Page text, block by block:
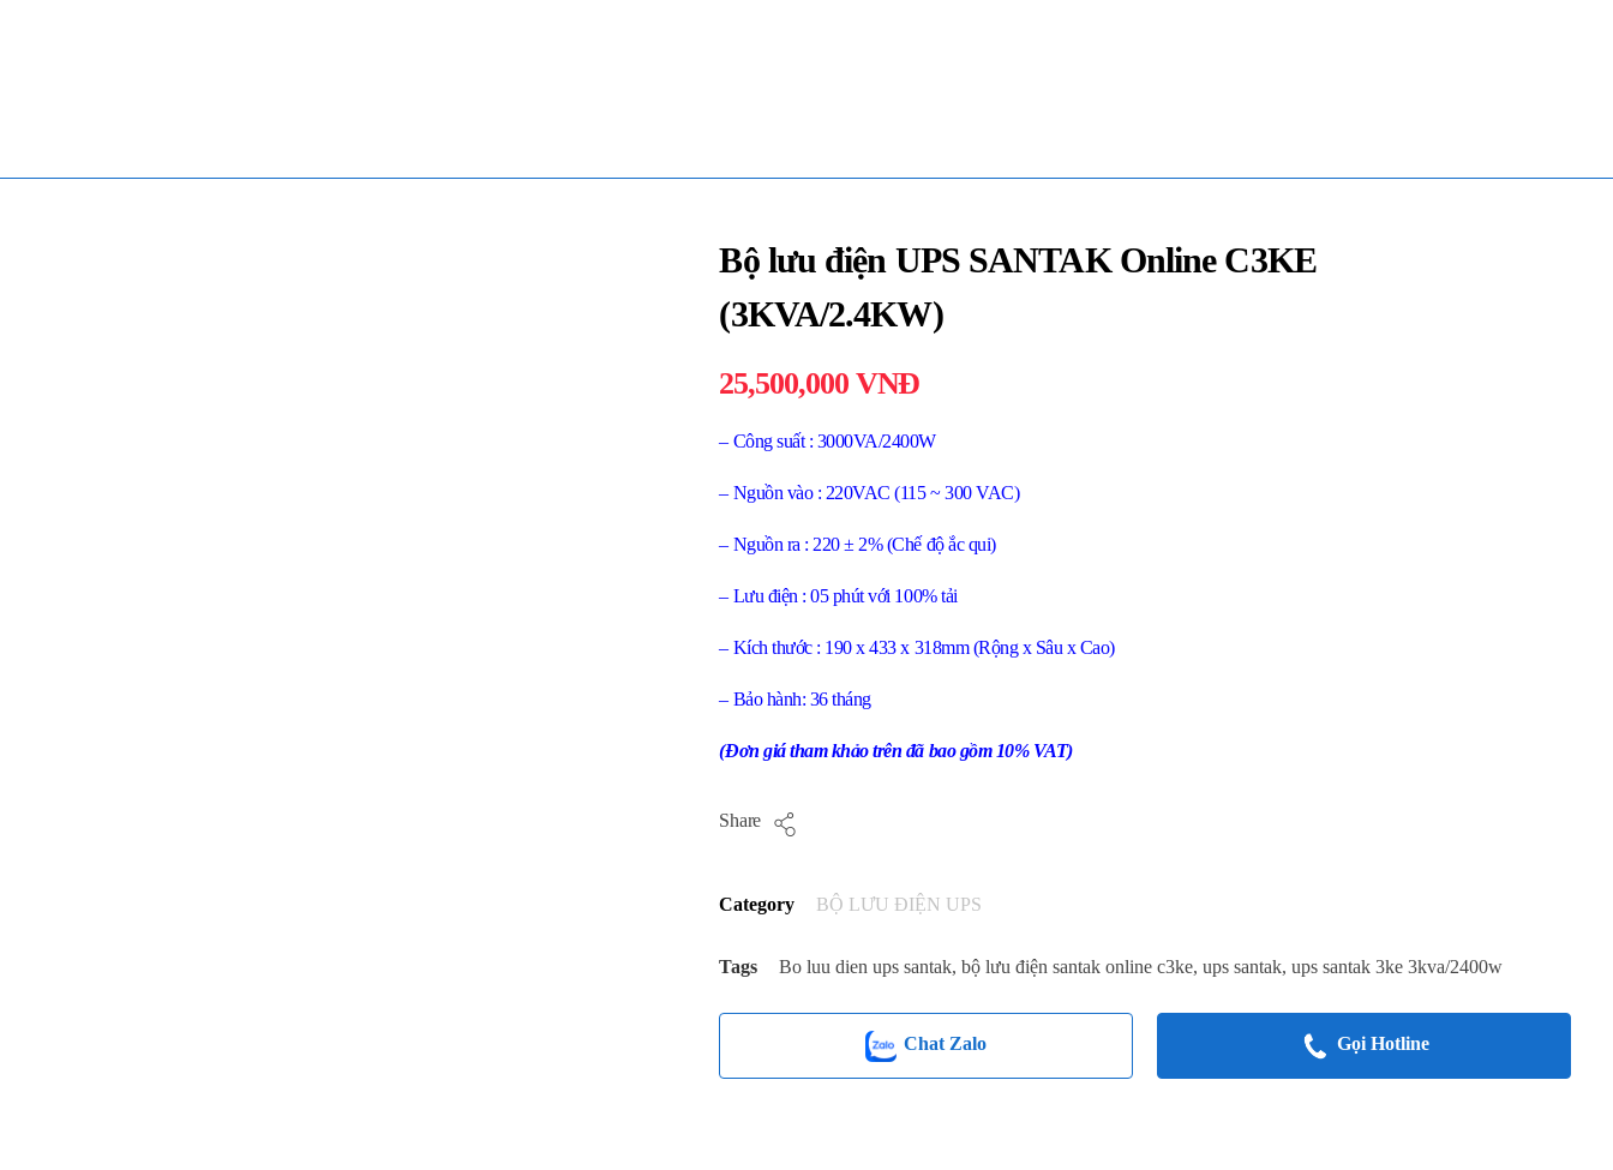
Bộ lưu điện UPS SANTAK Online C3KE
(3KVA/2.4KW)
25,500,000 VNĐ
– Công suất : 3000VA/2400W
– Nguồn vào : 220VAC (115 ~ 300 VAC)
– Nguồn ra : 220 ± 2% (Chế độ ắc qui)
– Lưu điện : 05 phút với 100% tải
– Kích thước : 190 x 433 x 318mm (Rộng x Sâu x Cao)
– Bảo hành: 36 tháng
(Đơn giá tham khảo trên đã bao gồm 10% VAT)
Share
Category BỘ LƯU ĐIỆN UPS
Tags Bo luu dien ups santak,bộ lưu điện santak online c3ke,ups santak,ups santak 3ke 3kva/2400w
Chat Zalo Gọi Hotline